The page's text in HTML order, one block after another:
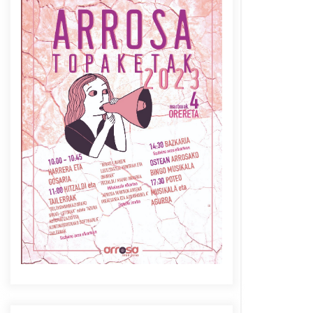
Azaroak 6 Iurretan Arrosa
sarearen IX. topaketak
2021/10/04
Berria egunkarian
elkarrizketa Arrosaren 20
urteez
2021/07/06
Arrosaren laburpen bideoa
Hamaika Telebistaren eskutik
2021/06/30